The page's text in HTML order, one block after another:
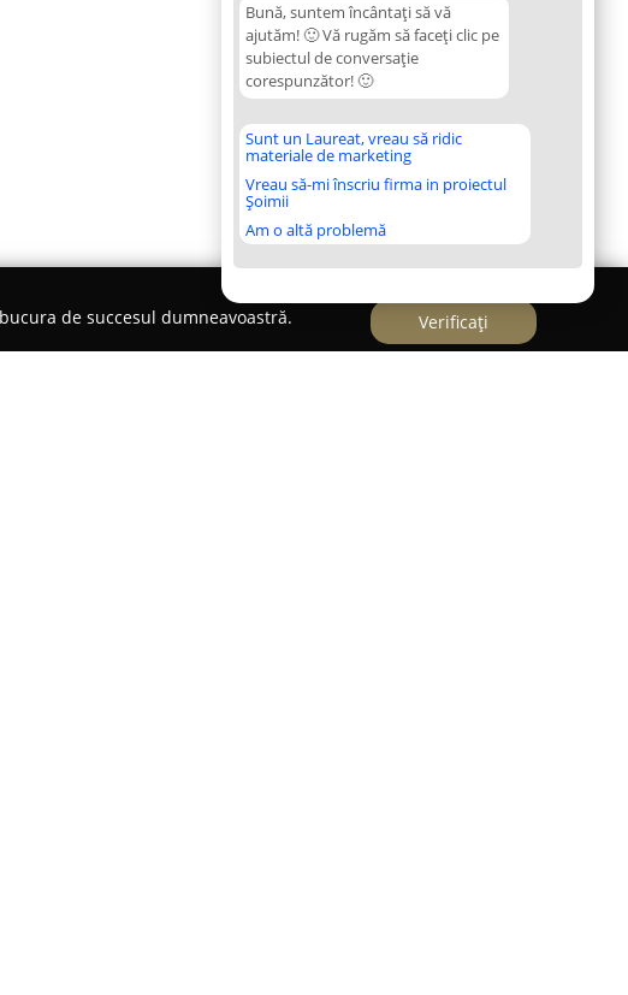
Bună, suntem încântați să vă
ajutăm! 🙂 Vă rugăm să faceți clic pe
subiectul de conversație
corespunzător! 🙂
Sunt un Laureat, vreau să ridic
materiale de marketing
Vreau să-mi înscriu firma in proiectul
Șoimii
Am o altă problemă
de succesul dumneavoastră.
Verificați